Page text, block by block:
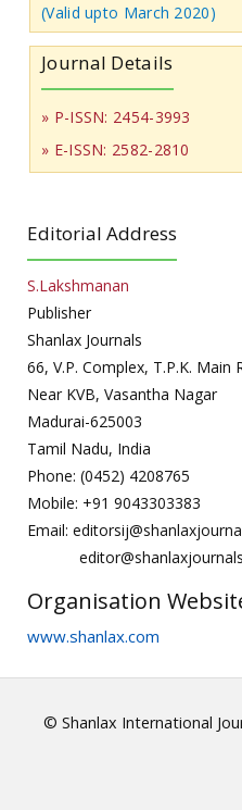
(Valid upto March 2020)
Journal Details
» P-ISSN: 2454-3993
» E-ISSN: 2582-2810
Editorial Address
S.Lakshmanan
Publisher
Shanlax Journals
66, V.P. Complex, T.P.K. Main
Near KVB, Vasantha Nagar
Madurai-625003
Tamil Nadu, India
Phone: (0452) 4208765
Mobile: +91 9043303383
Email:
Organisation
www.shanlax.com
© Shanlax International